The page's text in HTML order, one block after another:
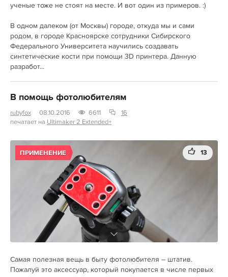
ученые тоже не стоят на месте. И вот один из примеров. :)
В одном далеком (от Москвы) городе, откуда мы и сами
родом, в городе Красноярске сотрудники Сибирского
Федерального Университета научились создавать
синтетические кости при помощи 3D принтера. Данную
разработ...
В помощь фотолюбителям
rubyfox 08.10.2016 6611
16
печатает на Ultimaker 2 Extended+
ПРИМЕНЕНИЕ 13
Самая полезная вещь в быту фотолюбителя – штатив.
Пожалуй это аксессуар, который покупается в числе первых